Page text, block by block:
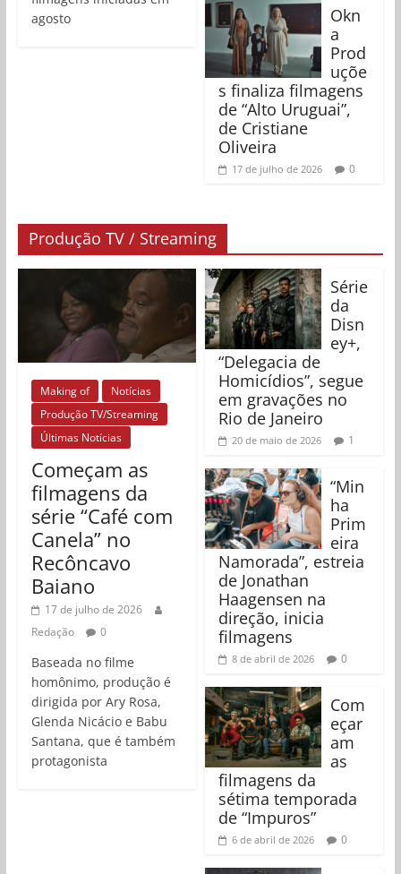
agosto
Okn
a
Prod
uçõe
s finaliza filmagens
de “Alto Uruguai”,
de Cristiane
Oliveira
17 de julho de 2026 0
Produção TV / Streaming
Making of
Notícias
Produção TV/Streaming
Últimas Notícias
Começam as
filmagens da
série “Café com
Canela” no
Recôncavo
Baiano
17 de julho de 2026
Redação
0
Baseada no filme
homônimo, produção é
dirigida por Ary Rosa,
Glenda Nicácio e Babu
Santana, que é também
protagonista
Série
da
Disn
ey+,
“Delegacia de
Homicídios”, segue
em gravações no
Rio de Janeiro
20 de maio de 2026 1
“Min
ha
Prim
eira
Namorada”, estreia
de Jonathan
Haagensen na
direção, inicia
filmagens
8 de abril de 2026 0
Com
eçar
am
as
filmagens da
sétima temporada
de “Impuros”
6 de abril de 2026 0